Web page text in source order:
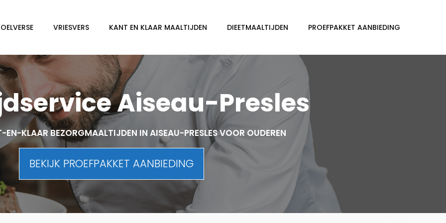
VRIESVERS KANT EN KLAAR MAALTIJDEN DIEETMAALTIJDEN PROEFPAKKET AANBIEDING
Aiseau-Presles
EN-KLAAR BEZORGMAALTIJDEN IN AISEAU-PRESLES VOOR OUDEREN
BEKIJK PROEFPAKKET AANBIEDING